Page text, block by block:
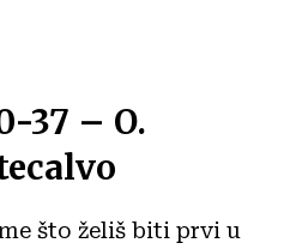
37 – O.
što želiš biti prvi u